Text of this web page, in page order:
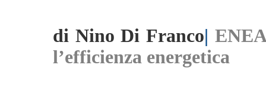
di Nino Di Franco|
l’efficienza energetica